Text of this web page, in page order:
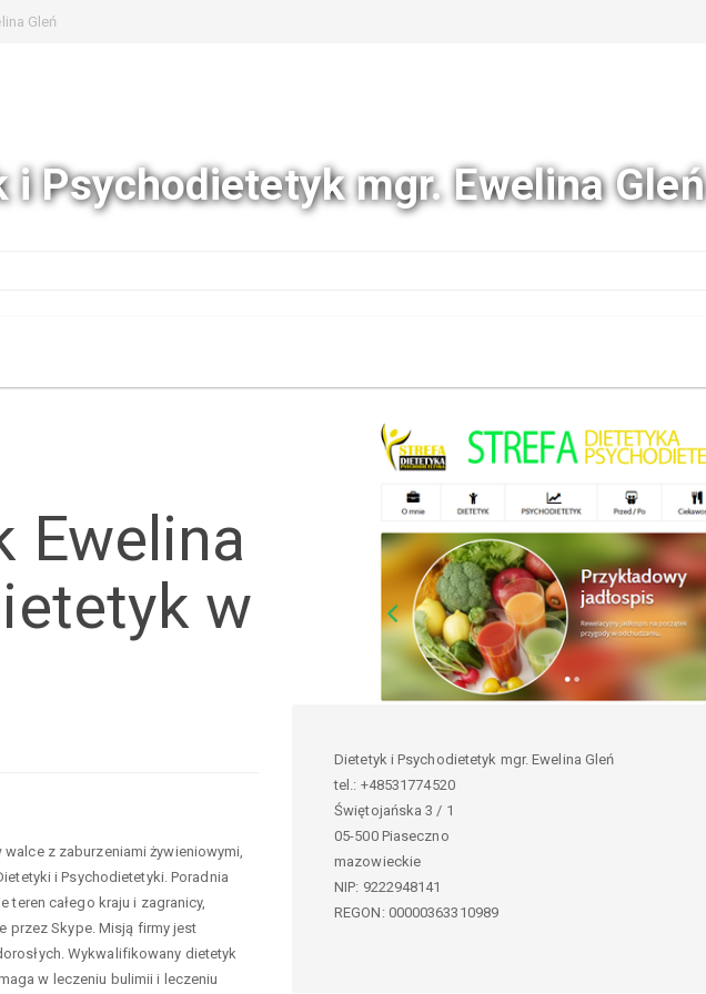
Gleń
i Psychodietetyk mgr. Ewelina Gleń
Ewelina
w
z zaburzeniami żywieniowymi,
i Psychodietetyki. Poradnia
teren całego kraju i zagranicy,
przez Skype. Misją firmy jest
Wykwalifikowany dietetyk
w leczeniu bulimii i leczeniu
Dietetyk i Psychodietetyk mgr. Ewelina Gleń
tel.: +48531774520
Świętojańska 3 / 1
05-500 Piaseczno
mazowieckie
NIP: 9222948141
REGON: 00000363310989